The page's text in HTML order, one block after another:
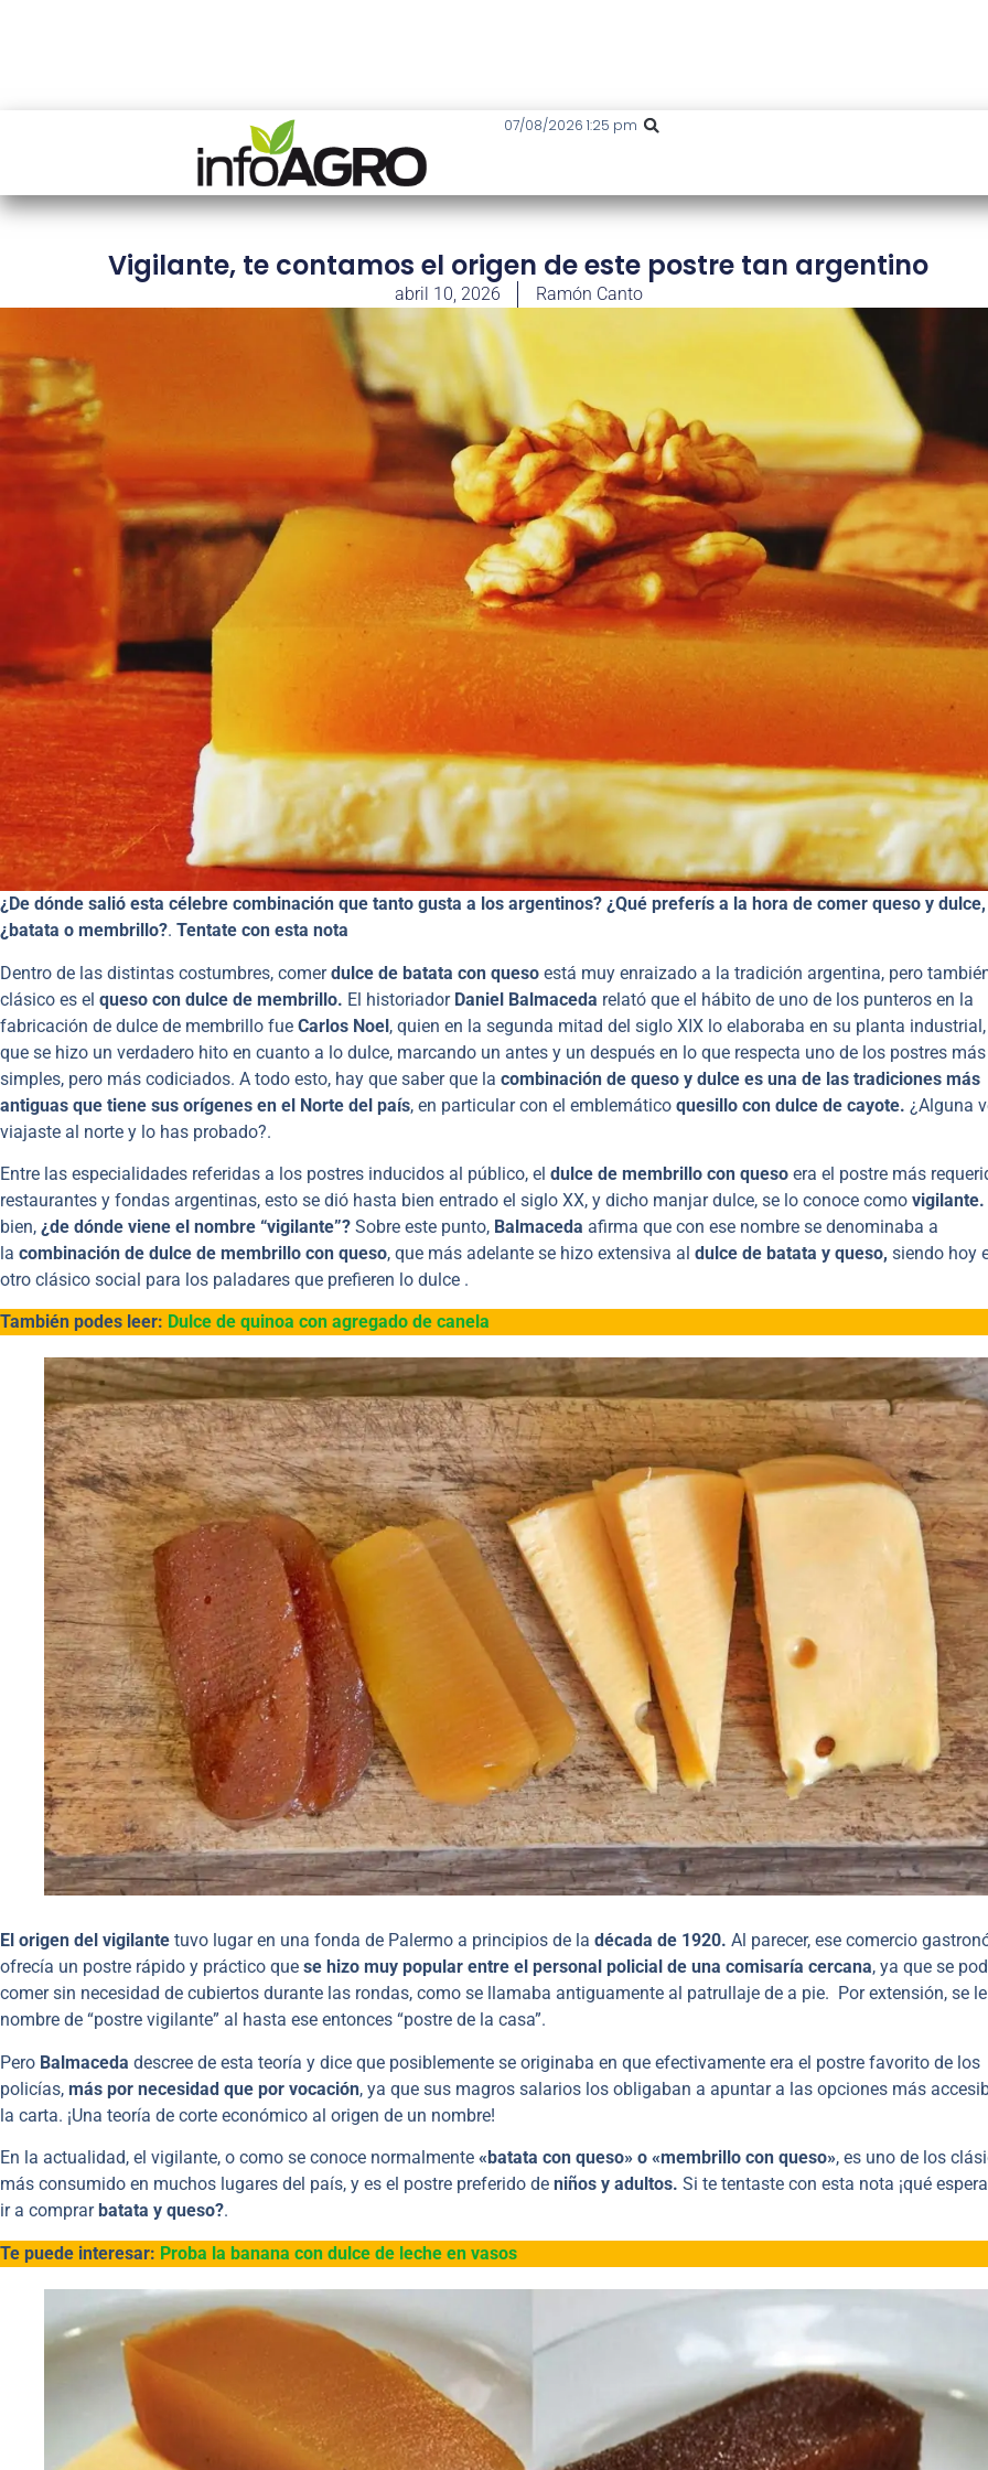
07/08/2026 1:25 pm
Vigilante, te contamos el origen de este postre tan argentino
abril 10, 2026 Ramón Canto
¿De dónde salió esta célebre combinación que tanto gusta a los argentinos? ¿Qué preferís a la hora de comer queso y dulce,
¿batata o membrillo?. Tentate con esta nota
Dentro de las distintas costumbres, comerdulce de batata con queso está muy enraizado a la tradición argentina, pero
clásico es el queso con dulce de membrillo. El historiador Daniel Balmaceda relató que el hábito de uno de los punteros en la
fabricación de dulce de membrillo fue Carlos Noel, quien en la segunda mitad del siglo XIX lo elaboraba en su planta
que se hizo un verdadero hito en cuanto a lo dulce, marcando un antes y un después en lo que respecta uno de los postres más
simples, pero más codiciados. A todo esto, hay que saber que la combinación de queso y dulce es una de las tradiciones más
antiguas que tiene sus orígenes en el Norte del país, en particular con el emblemático quesillo con dulce de cayote. ¿Alguna
viajaste al norte y lo has probado?.
Entre las especialidades referidas a los postres inducidos al público, el dulce de membrillo con queso era el postre más
restaurantes y fondas argentinas, esto se dió hasta bien entrado el siglo XX, y dicho manjar dulce, se lo conoce como vigilante.
bien, ¿de dónde viene el nombre “vigilante”? Sobre este punto, Balmaceda afirma que con ese nombre se denominaba a
la combinación de dulce de membrillo con queso, que más adelante se hizo extensiva al dulce de batata y queso, siendo hoy
otro clásico social para los paladares que prefieren lo dulce .
También podes leer: Dulce de quinoa con agregado de canela
El origen del vigilante tuvo lugar en una fonda de Palermo a principios de la década de 1920. Al parecer, ese comercio
ofrecía un postre rápido y práctico que se hizo muy popular entre el personal policial de una comisaría cercana, ya que se
comer sin necesidad de cubiertos durante las rondas, como se llamaba antiguamente al patrullaje de a pie. Por extensión, se
nombre de “postre vigilante” al hasta ese entonces “postre de la casa”.
Pero Balmaceda descree de esta teoría y dice que posiblemente se originaba en que efectivamente era el postre favorito de los
policías, más por necesidad que por vocación, ya que sus magros salarios los obligaban a apuntar a las opciones más
la carta. ¡Una teoría de corte económico al origen de un nombre!
En la actualidad, el vigilante, o como se conoce normalmente «batata con queso» o «membrillo con queso», es uno de los
más consumido en muchos lugares del país, y es el postre preferido de niños y adultos. Si te tentaste con esta nota ¡qué
ir a comprarbatata y queso?.
Te puede interesar: Proba la banana con dulce de leche en vasos